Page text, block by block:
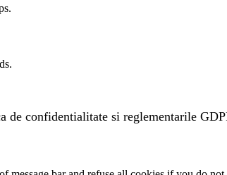
de confidentialitate si reglementarile